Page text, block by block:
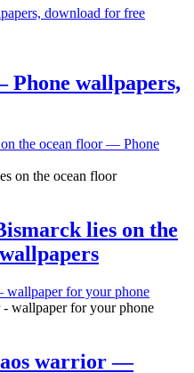
download for free
wallpapers,
the ocean floor — Phone
lies on the
wallpaper for your phone
warrior —